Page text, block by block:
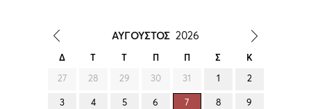
ΑΥΓΟΥΣΤΟΣ 2026
Δ Τ Τ Π Π Σ Κ
27 28 29 30 31 1 2
3 4 5 6 7 8 9